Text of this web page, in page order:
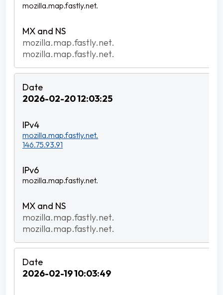
mozilla.map.fastly.net.
mozilla.map.fastly.net.
mozilla.map.fastly.net.
2026-02-20 12:03:25
mozilla.map.fastly.net.
146.75.93.91
mozilla.map.fastly.net.
mozilla.map.fastly.net.
mozilla.map.fastly.net.
2026-02-19 10:03:49